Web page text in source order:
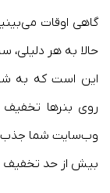
گاهی اوقات
حالا به هر دلیلی،
این است که به
روی بنرها تخفیف
وب‌سایت شما جذب
بیش از حد تخفیف‌